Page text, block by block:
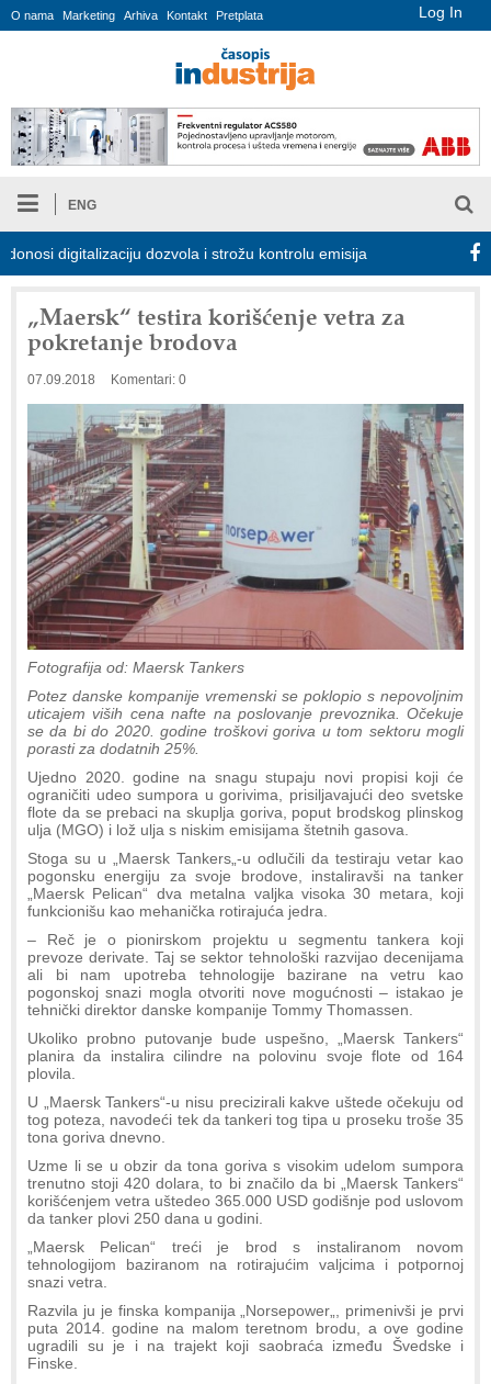
Log In
O nama Marketing Arhiva Kontakt Pretplata
ENG
digitalizaciju dozvola i strožu kontrolu emisija Proizvodnja
„Maersk“ testira korišćenje vetra za
pokretanje brodova
07.09.2018 Komentari: 0
Fotografija od: Maersk Tankers
Potez danske kompanije vremenski se poklopio s nepovoljnim
uticajem viših cena nafte na poslovanje prevoznika. Očekuje
se da bi do 2020. godine troškovi goriva u tom sektoru mogli
porasti za dodatnih 25%.
Ujedno 2020. godine na snagu stupaju novi propisi koji će
ograničiti udeo sumpora u gorivima, prisiljavajući deo svetske
flote da se prebaci na skuplja goriva, poput brodskog plinskog
ulja (MGO) i lož ulja s niskim emisijama štetnih gasova.
Stoga su u „Maersk Tankers„-u odlučili da testiraju vetar kao
pogonsku energiju za svoje brodove, instaliravši na tanker
„Maersk Pelican“ dva metalna valjka visoka 30 metara, koji
funkcionišu kao mehanička rotirajuća jedra.
– Reč je o pionirskom projektu u segmentu tankera koji
prevoze derivate. Taj se sektor tehnološki razvijao decenijama
ali bi nam upotreba tehnologije bazirane na vetru kao
pogonskoj snazi mogla otvoriti nove mogućnosti – istakao je
tehnički direktor danske kompanije Tommy Thomassen.
Ukoliko probno putovanje bude uspešno, „Maersk Tankers“
planira da instalira cilindre na polovinu svoje flote od 164
plovila.
U „Maersk Tankers“-u nisu precizirali kakve uštede očekuju od
tog poteza, navodeći tek da tankeri tog tipa u proseku troše 35
tona goriva dnevno.
Uzme li se u obzir da tona goriva s visokim udelom sumpora
trenutno stoji 420 dolara, to bi značilo da bi „Maersk Tankers“
korišćenjem vetra uštedeo 365.000 USD godišnje pod uslovom
da tanker plovi 250 dana u godini.
„Maersk Pelican“ treći je brod s instaliranom novom
tehnologijom baziranom na rotirajućim valjcima i potpornoj
snazi vetra.
Razvila ju je finska kompanija „Norsepower„, primenivši je prvi
puta 2014. godine na malom teretnom brodu, a ove godine
ugradili su je i na trajekt koji saobraća između Švedske i
Finske.